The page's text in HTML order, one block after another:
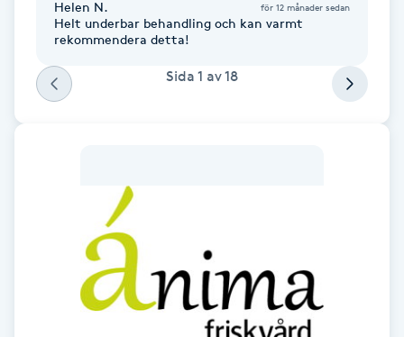
Face framing
Faceliftmassage
Fettreducering
Fibromassage
Helen N. för 12 månader sedan
Helt underbar behandling och kan varmt
rekommendera detta!
Sida 1 av18